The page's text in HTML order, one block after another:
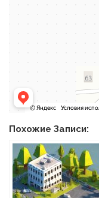
Похожие Записи: